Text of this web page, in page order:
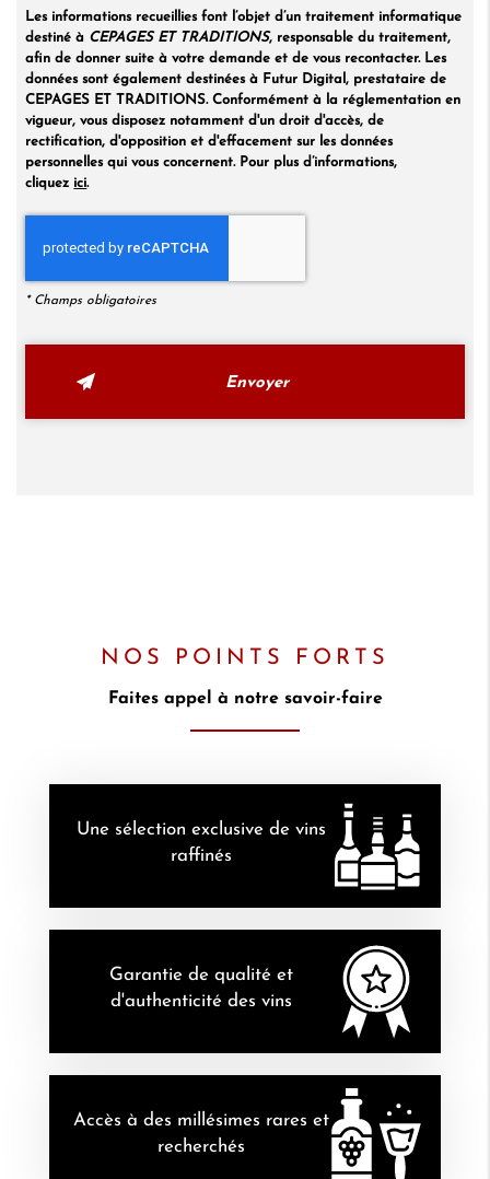
Les informations recueillies font l’objet d’un traitement informatique
destiné à CEPAGES ET TRADITIONS, responsable du traitement,
afin de donner suite à votre demande et de vous recontacter. Les
données sont également destinées à Futur Digital, prestataire de
CEPAGES ET TRADITIONS. Conformément à la réglementation en
vigueur, vous disposez notamment d'un droit d'accès, de
rectification, d'opposition et d'effacement sur les données
personnelles qui vous concernent. Pour plus d’informations,
cliquez ici.
* Champs obligatoires
NOS POINTS FORTS
Faites appel à notre savoir-faire
Une sélection exclusive de vins
raffinés
Garantie de qualité et
d'authenticité des vins
Accès à des millésimes rares et
recherchés